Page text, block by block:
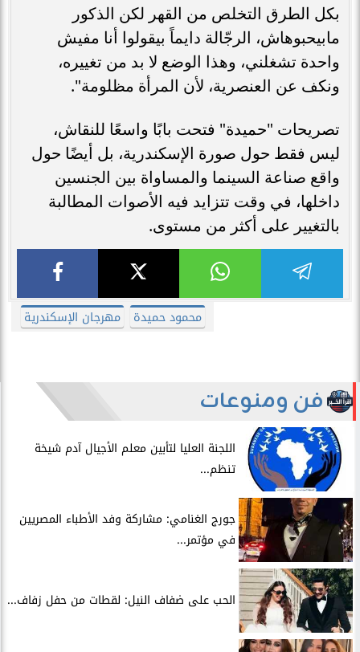
بكل الطرق التخلص من القهر لكن الذكور
مابيحبوهاش، الرجّالة دايماً بيقولوا أنا مفيش
واحدة تشغلني، وهذا الوضع لا بد من تغييره،
ونكف عن العنصرية، لأن المرأة مظلومة".
تصريحات "حميدة" فتحت بابًا واسعًا للنقاش،
ليس فقط حول صورة الإسكندرية، بل أيضًا حول
واقع صناعة السينما والمساواة بين الجنسين
داخلها، في وقت تتزايد فيه الأصوات المطالبة
بالتغيير على أكثر من مستوى.
محمود حميدة مهرجان الإسكندرية
فن ومنوعات
اللجنة العليا لتأبين معلم الأجيال آدم شيخة
تنظم...
جورج الغنامي: مشاركة وفد الأطباء المصريين
في مؤتمر...
الحب على ضفاف النيل: لقطات من حفل زفاف...